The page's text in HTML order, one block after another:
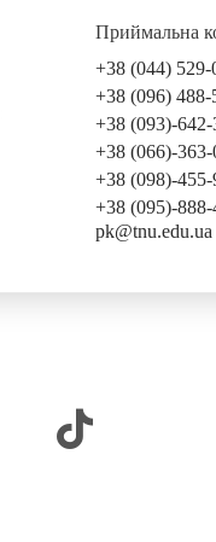
Приймальна
+38 (044) 529-
+38 (096) 488-
+38 (093)-
+38 (066)-
+38 (098)-
+38 (095)-888-
pk@tnu.edu.ua